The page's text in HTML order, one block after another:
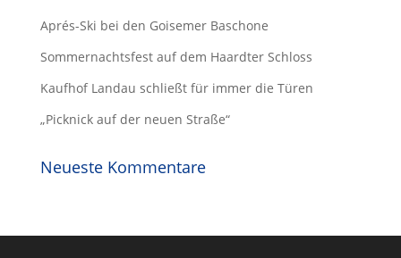
Aprés-Ski bei den Goisemer Baschone
Sommernachtsfest auf dem Haardter Schloss
Kaufhof Landau schließt für immer die Türen
„Picknick auf der neuen Straße“
Neueste Kommentare